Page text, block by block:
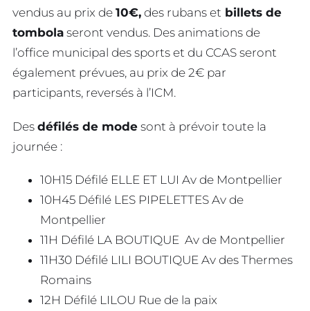
vendus au prix de 10€, des rubans et billets de
tombola seront vendus. Des animations de
l’office municipal des sports et du CCAS seront
également prévues, au prix de 2€ par
participants, reversés à l’ICM.
Des défilés de mode sont à prévoir toute la
journée :
10H15 Défilé ELLE ET LUI Av de Montpellier
10H45 Défilé LES PIPELETTES Av de
Montpellier
11H Défilé LA BOUTIQUE Av de Montpellier
11H30 Défilé LILI BOUTIQUE Av des Thermes
Romains
12H Défilé LILOU Rue de la paix